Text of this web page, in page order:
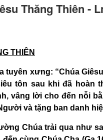
Thăng Thiên -
THIÊN
tuyên xưng: “Chúa
tôn sau khi đã hoàn
vâng lời cho đến nỗi
và tặng ban danh
Chúa trải qua như